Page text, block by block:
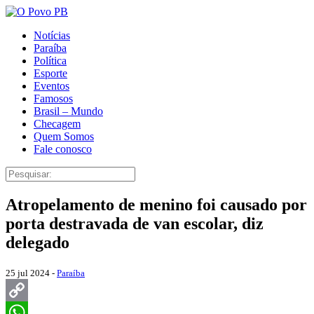
Notícias
Paraíba
Política
Esporte
Eventos
Famosos
Brasil – Mundo
Checagem
Quem Somos
Fale conosco
Atropelamento de menino foi causado por
porta destravada de van escolar, diz
delegado
25 jul 2024 - Paraíba